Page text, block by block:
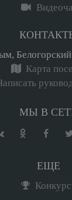
Карта
МЫ В
ЕЩЕ